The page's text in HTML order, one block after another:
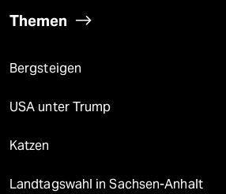
Themen
Bergsteigen
USA unter Trump
Katzen
Landtagswahl in Sachsen-Anhalt